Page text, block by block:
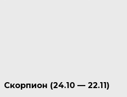
Скорпион (24.10 — 22.11)